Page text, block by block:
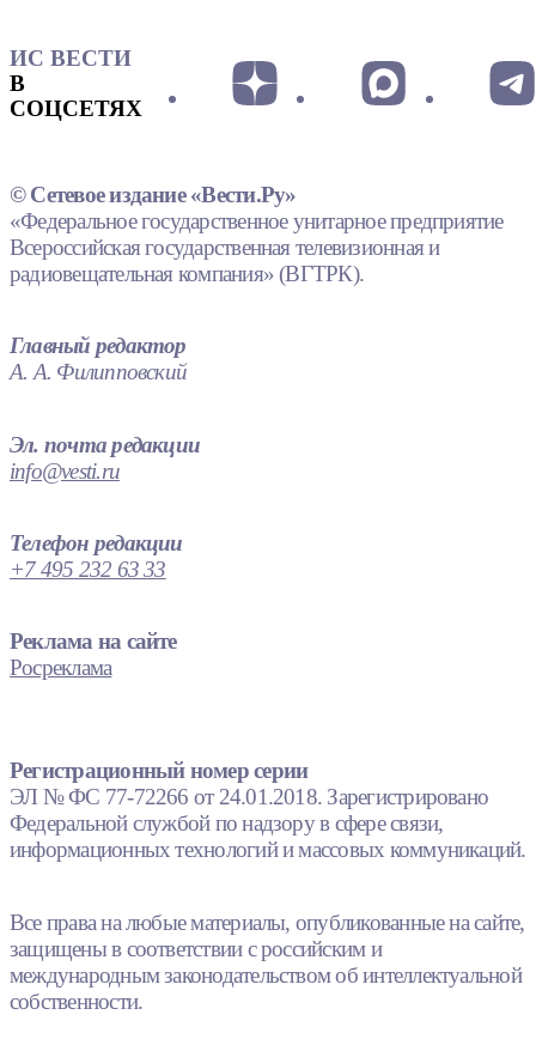
ИС ВЕСТИ
В
СОЦСЕТЯХ
© Сетевое издание «Вести.Ру»
«Федеральное государственное унитарное предприятие
Всероссийская государственная телевизионная и
радиовещательная компания» (ВГТРК).
Главный редактор
А. А. Филипповский
Эл. почта редакции
info@vesti.ru
Телефон редакции
+7 495 232 63 33
Реклама на сайте
Росреклама
Регистрационный номер серии
ЭЛ № ФС 77-72266 от 24.01.2018. Зарегистрировано
Федеральной службой по надзору в сфере связи,
информационных технологий и массовых коммуникаций.
Все права на любые материалы, опубликованные на сайте,
защищены в соответствии с российским и
международным законодательством об интеллектуальной
собственности.